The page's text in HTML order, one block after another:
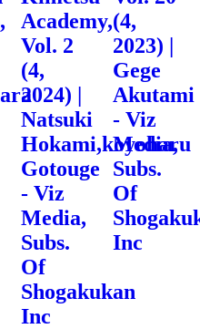
Academy,
Vol. 2
(4,
2024) |
Natsuki
Hokami,koyoharu
Gotouge
- Viz
Media,
Subs.
Of
Shogakukan
Inc
(4,
2023) |
Gege
Akutami
- Viz
Media,
Subs.
Of
Inc